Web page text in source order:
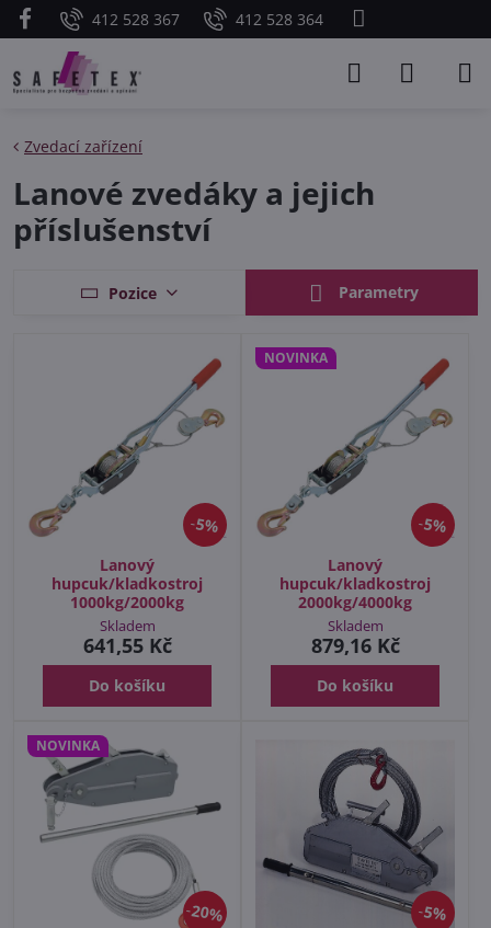
412 528 367 412 528 364
Zvedací zařízení
Lanové zvedáky a jejich
příslušenství
Pozice Parametry
5%
Lanový
hupcuk/kladkostroj
1000kg/2000kg
Skladem
641,55 Kč
Do košíku
5%
NOVINKA
Lanový
hupcuk/kladkostroj
2000kg/4000kg
Skladem
879,16 Kč
Do košíku
20%
NOVINKA
5%